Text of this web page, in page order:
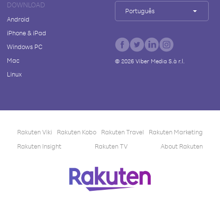
DOWNLOAD
Android
iPhone & iPad
Windows PC
Mac
Linux
Português
© 2026Viber Media S.à r.l.
Rakuten Viki Rakuten Kobo Rakuten Travel
Rakuten Marketing
Rakuten Insight
Rakuten TV About Rakuten